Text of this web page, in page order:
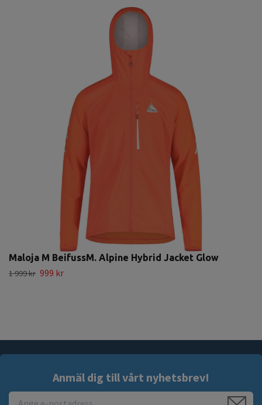
Maloja M BeifussM. Alpine Hybrid Jacket Glow
1 999 kr 999 kr
Anmäl dig till vårt nyhetsbrev!